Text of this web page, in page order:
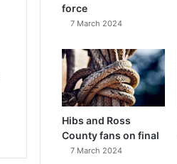
force
7 March 2024
Hibs and Ross
County fans on final
7 March 2024